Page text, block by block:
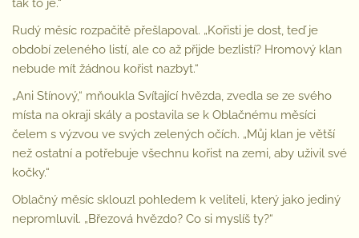
tak to je.“
Rudý měsíc rozpačitě přešlapoval. „Kořisti je dost, teď je
období zeleného listí, ale co až přijde bezlistí? Hromový klan
nebude mít žádnou kořist nazbyt.“
„Ani Stínový,“ mňoukla Svítající hvězda, zvedla se ze svého
místa na okraji skály a postavila se k Oblačnému měsíci
čelem s výzvou ve svých zelených očích. „Můj klan je větší
než ostatní a potřebuje všechnu kořist na zemi, aby uživil své
kočky.“
Oblačný měsíc sklouzl pohledem k veliteli, který jako jediný
nepromluvil. „Březová hvězdo? Co si myslíš ty?“